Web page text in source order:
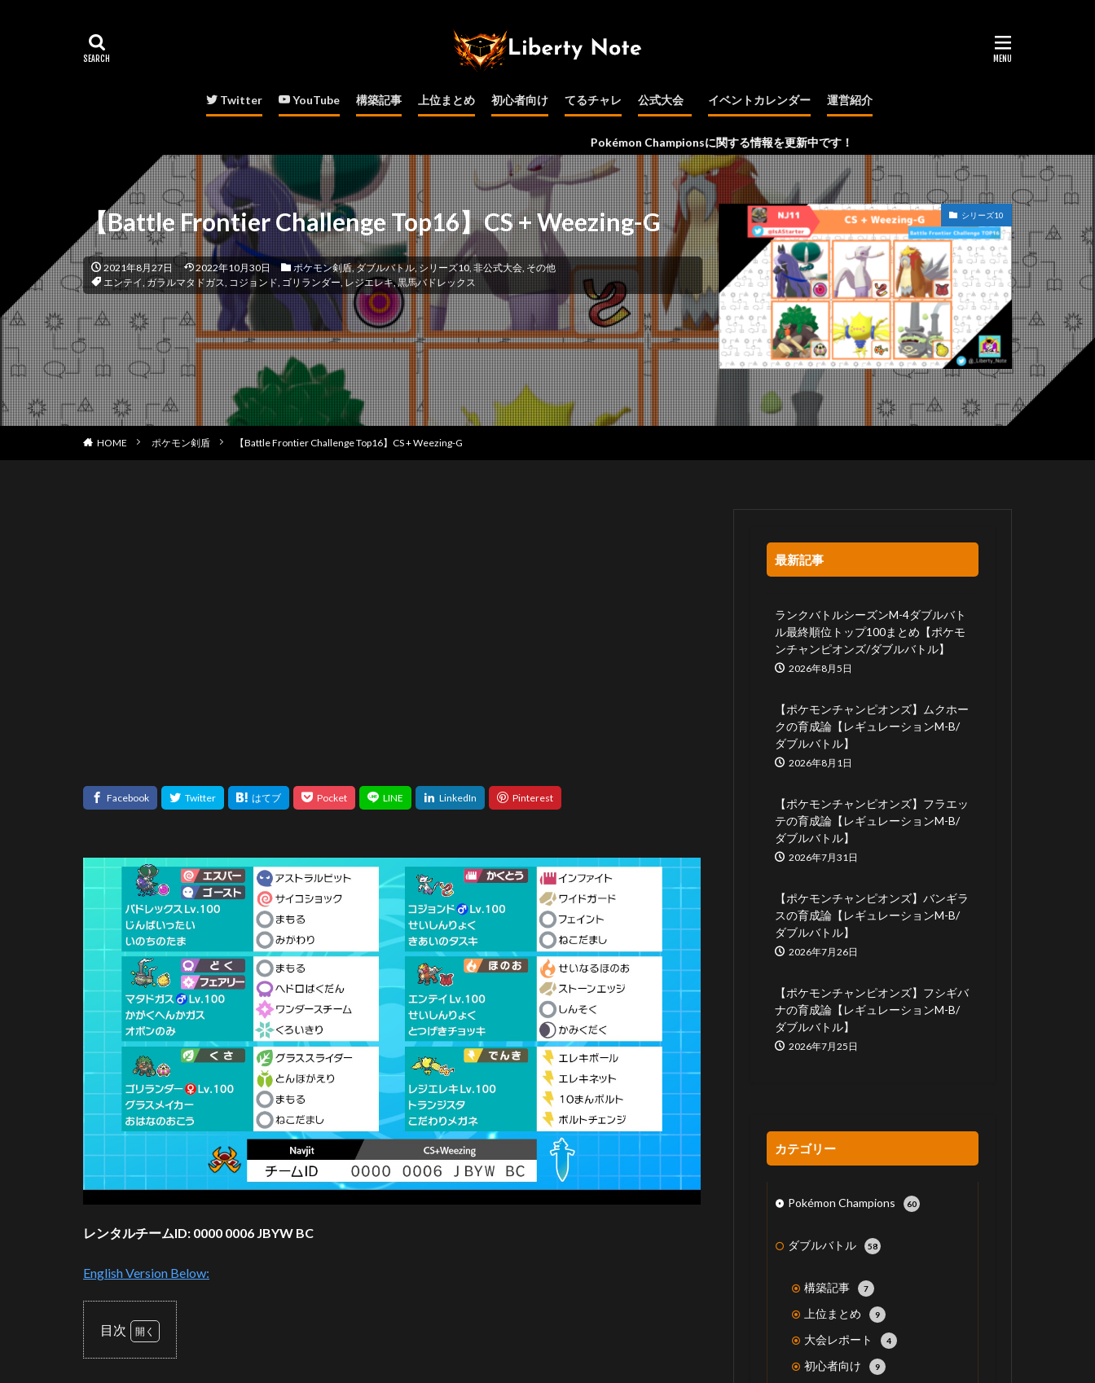
Twitter YouTube 構築記事 上位まとめ 初心者向け てるチャレ 公式大会
インターネット大会
イベントカレンダー 運営紹介
Pokémon Championsに関する情報を更新中です！
【Battle Frontier Challenge Top16】CS + Weezing-G
2021年8月27日 2022年10月30日 ポケモン剣盾,ダブルバトル, シリーズ10, 非公式大会, その他
エンテイ,ガラルマタドガス, コジョンド, ゴリランダー,レジエレキ,黒馬バドレックス
シリーズ10
HOME ポケモン剣盾 【Battle Frontier Challenge Top16】CS + Weezing-G
レンタルチームID: 0000 0006 JBYW BC
English Version Below:
目次
最新記事
ランクバトルシーズンM-4ダブルバト
ル最終順位トップ100まとめ【ポケモ
ンチャンピオンズ/ダブルバトル】
2026年8月5日
【ポケモンチャンピオンズ】ムクホー
クの育成論【レギュレーションM-B/
ダブルバトル】
2026年8月1日
【ポケモンチャンピオンズ】フラエッ
テの育成論【レギュレーションM-B/
ダブルバトル】
2026年7月31日
【ポケモンチャンピオンズ】バンギラ
スの育成論【レギュレーションM-B/
ダブルバトル】
2026年7月26日
【ポケモンチャンピオンズ】フシギバ
ナの育成論【レギュレーションM-B/
ダブルバトル】
2026年7月25日
カテゴリー
Pokémon Champions 60
ダブルバトル 58
構築記事 7
上位まとめ 9
大会レポート 4
初心者向け 9